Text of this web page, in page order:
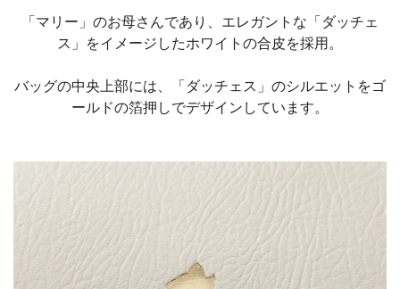
「マリー」のお母さんであり、エレガントな「ダッチェ
ス」をイメージしたホワイトの合皮を採用。
バッグの中央上部には、「ダッチェス」のシルエットをゴ
ールドの箔押しでデザインしています。